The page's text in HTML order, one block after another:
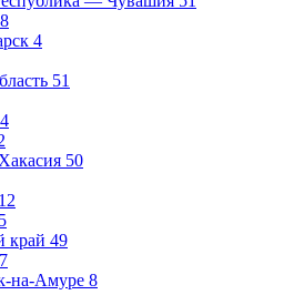
4
51
4
50
12
5
край 49
на-Амуре 8